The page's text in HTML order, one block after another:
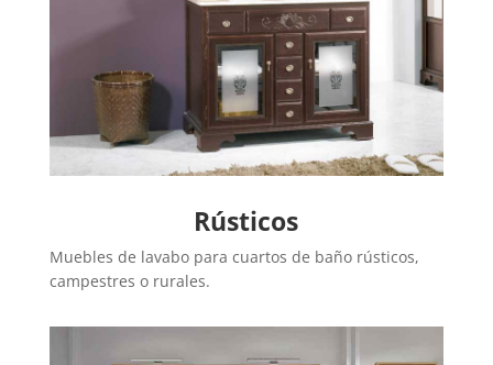
Rústicos
Muebles de lavabo para cuartos de baño rústicos,
campestres o rurales.